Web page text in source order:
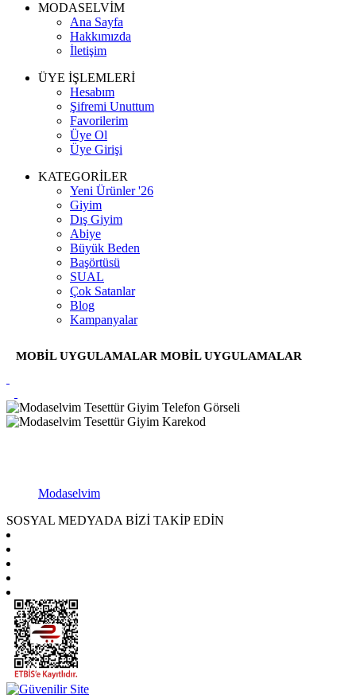
MODASELVİM
Ana Sayfa
Hakkımızda
İletişim
ÜYE İŞLEMLERİ
Hesabım
Şifremi Unuttum
Favorilerim
Üye Ol
Üye Girişi
KATEGORİLER
Yeni Ürünler '26
Giyim
Dış Giyim
Abiye
Büyük Beden
Başörtüsü
SUAL
Çok Satanlar
Blog
Kampanyalar
MOBİL UYGULAMALAR MOBİL UYGULAMALAR
Modaselvim
SOSYAL MEDYADA BİZİ TAKİP EDİN